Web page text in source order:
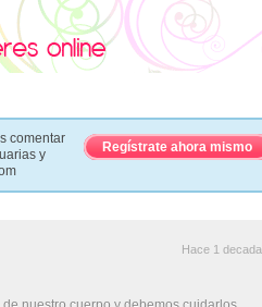
comentar
y
Regístrate ahora mismo
Hace 1 decada